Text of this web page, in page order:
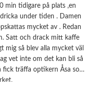
min tidigare på plats ,en
under tiden . Damen
mycket av . Redan
mig så blev alla mycket väl